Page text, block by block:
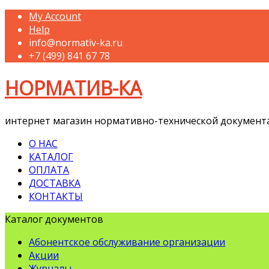
My Account
Help
info@normativ-ka.ru
+7 (499) 841 67 78
НОРМАТИВ-КА
интернет магазин нормативно-технической
О НАС
КАТАЛОГ
ОПЛАТА
ДОСТАВКА
КОНТАКТЫ
Каталог документов
Абонентское обслуживание организации
Акции